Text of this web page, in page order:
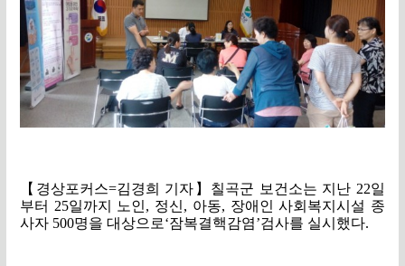
【경상포커스=김경희 기자】칠곡군 보건소는 지난 22일
부터 25일까지 노인, 정신, 아동, 장애인 사회복지시설 종
사자 500명을 대상으로‘잠복결핵감염’검사를 실시했다.